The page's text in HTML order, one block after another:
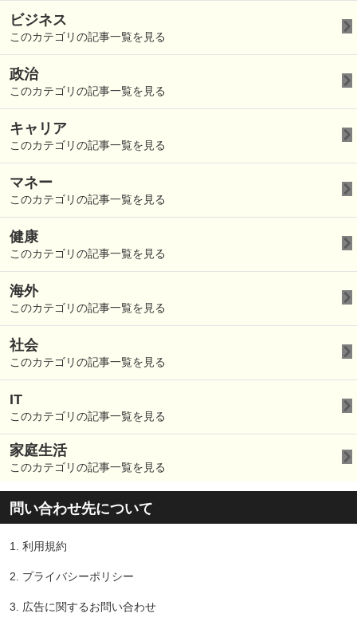
ビジネス
このカテゴリの記事一覧を見る
政治
このカテゴリの記事一覧を見る
キャリア
このカテゴリの記事一覧を見る
マネー
このカテゴリの記事一覧を見る
健康
このカテゴリの記事一覧を見る
海外
このカテゴリの記事一覧を見る
社会
このカテゴリの記事一覧を見る
IT
このカテゴリの記事一覧を見る
家庭生活
このカテゴリの記事一覧を見る
問い合わせ先について
1. 利用規約
2. プライバシーポリシー
3. 広告に関するお問い合わせ